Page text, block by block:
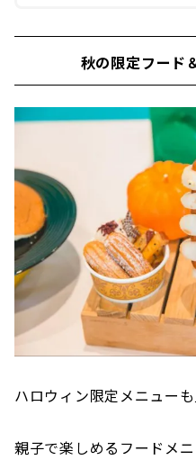
秋の限定フード
ハロウィン限定メニュー
親子で楽しめるフードメ